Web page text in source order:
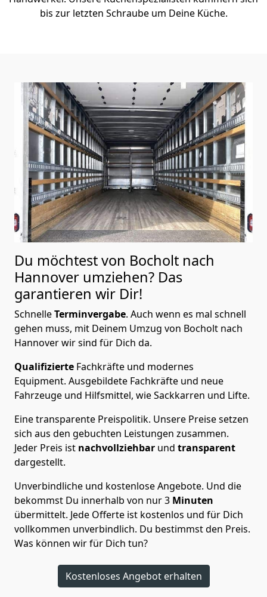
bis zur letzten Schraube um Deine Küche.
Du möchtest von Bocholt nach
Hannover umziehen? Das
garantieren wir Dir!
SchnelleTerminvergabe. Auch wenn es mal schnell
gehen muss, mit Deinem Umzug von Bocholt nach
Hannover wir sind für Dich da.
Qualifizierte Fachkräfte und modernes
Equipment. Ausgebildete Fachkräfte und neue
Fahrzeuge und Hilfsmittel, wie Sackkarren und Lifte.
Eine transparente Preispolitik. Unsere Preise setzen
sich aus den gebuchten Leistungen zusammen.
Jeder Preis ist nachvollziehbar und transparent
dargestellt.
Unverbindliche und kostenlose Angebote. Und die
bekommst Du innerhalb von nur3 Minuten
übermittelt. Jede Offerte ist kostenlos und für Dich
vollkommen unverbindlich. Du bestimmst den Preis.
Was können wir für Dich tun?
Kostenloses Angebot erhalten